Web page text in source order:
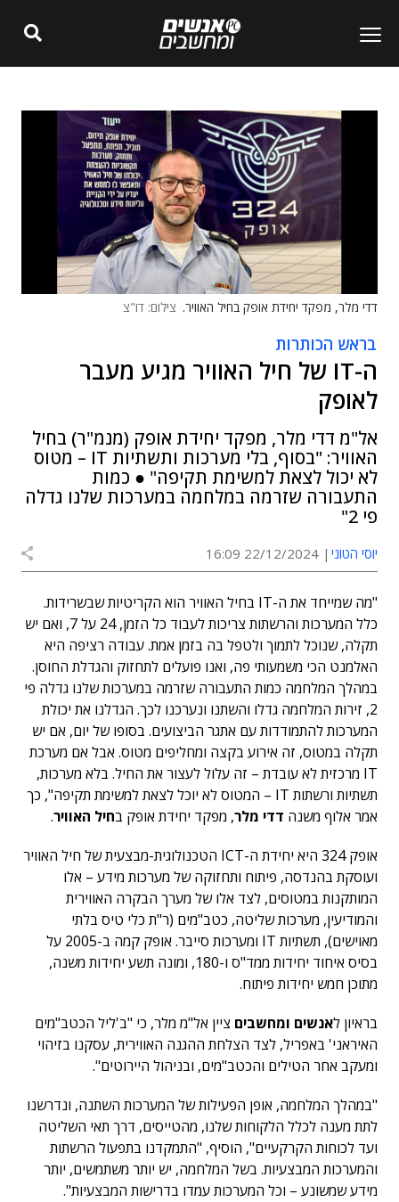
דדי מלר, מפקד יחידת אופק בחיל האוויר. צילום: דו"צ
בראש הכותרות
ה-IT של חיל האוויר מגיע מעבר
לאופק
אל"מ דדי מלר, מפקד יחידת אופק (מנמ"ר) בחיל
האוויר: "בסוף, בלי מערכות ותשתיות IT – מטוס
לא יכול לצאת למשימת תקיפה" ● כמות
התעבורה שזרמה במלחמה במערכות שלנו גדלה
פי 2"
יוסי הטוני 22/12/2024 16:09
"מה שמייחד את ה-IT בחיל האוויר הוא הקריטיות שבשרידות.
כלל המערכות והרשתות צריכות לעבוד כל הזמן, 24 על 7, ואם יש
תקלה, שנוכל לתמוך ולטפל בה בזמן אמת. עבודה רציפה היא
האלמנט הכי משמעותי פה, ואנו פועלים לתחזוק והגדלת החוסן.
במהלך המלחמה כמות התעבורה שזרמה במערכות שלנו גדלה פי
2, זירות המלחמה גדלו והשתנו ונערכנו לכך. הגדלנו את יכולת
המערכות להתמודדות עם אתגר הביצועים. בסופו של יום, אם יש
תקלה במטוס, זה אירוע בקצה ומחליפים מטוס. אבל אם מערכת
IT מרכזית לא עובדת – זה עלול לעצור את החיל. בלא מערכות,
תשתיות ורשתות IT – המטוס לא יוכל לצאת למשימת תקיפה", כך
אמר אלוף משנה דדי מלר, מפקד יחידת אופק בחיל האוויר.
אופק 324 היא יחידת ה-ICT הטכנולוגית-מבצעית של חיל האוויר
ועוסקת בהנדסה, פיתוח ותחזוקה של מערכות מידע – אלו
המותקנות במטוסים, לצד אלו של מערך הבקרה האווירית
והמודיעין, מערכות שליטה, כטב"מים (ר"ת כלי טיס בלתי
מאוישים), תשתיות IT ומערכות סייבר. אופק קמה ב-2005 על
בסיס איחוד יחידות ממד"ס ו-180, ומונה תשע יחידות משנה,
מתוכן חמש יחידות פיתוח.
בראיון לאנשים ומחשבים ציין אל"מ מלר, כי "ב'ליל הכטב"מים
האיראני' באפריל, לצד הצלחת ההגנה האווירית, עסקנו בזיהוי
ומעקב אחר הטילים והכטב"מים, ובניהול היירוטים".
"במהלך המלחמה, אופן הפעילות של המערכות השתנה, ונדרשנו
לתת מענה לכלל הלקוחות שלנו, מהטייסים, דרך תאי השליטה
ועד לכוחות הקרקעיים", הוסיף, "התמקדנו בתפעול הרשתות
והמערכות המבצעיות. בשל המלחמה, יש יותר משתמשים, יותר
מידע שמשונע – וכל המערכות עמדו בדרישות המבצעיות".